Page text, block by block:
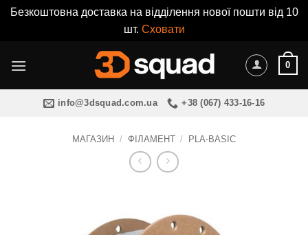
Безкоштовна доставка на відділення нової пошти від 10
шт. Сховати
0
info@3dsquad.com.ua +38 (067) 433-16-16
МАГАЗИН / ФІЛАМЕНТ / PLA-BASIC